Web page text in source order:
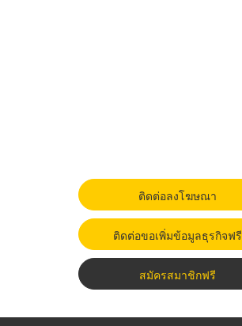
ติดต่อลงโฆษณา
ติดต่อขอเพิ่มข้อมูลธุรกิจฟรี
สมัครสมาชิกฟรี